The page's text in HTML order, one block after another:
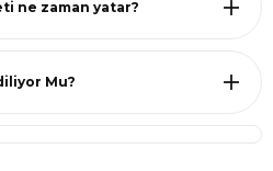
ne zaman yatar?
Mu?